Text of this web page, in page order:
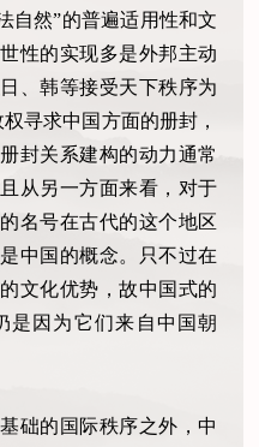
自然”的普遍适用性和文
性的实现多是外邦主动
、韩等接受天下秩序为
寻求中国方面的册封，
封关系建构的动力通常
从另一方面来看，对于
名号在古代的这个地区
中国的概念。只不过在
文化优势，故中国式的
是因为它们来自中国朝
础的国际秩序之外，中